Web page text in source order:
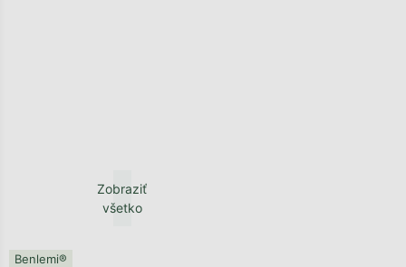
Zobraziť
všetko
Benlemi®